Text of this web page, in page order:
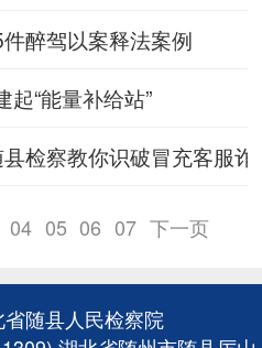
醉驾以案释法案例
“能量补给站”
检察教你识破冒充客服
04 05 06 07 下一页
随县人民检察院